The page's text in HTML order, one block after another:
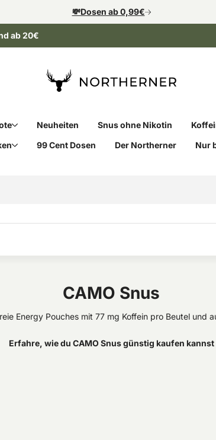
💸Dosen ab 0,99€
ab 20€
Neuheiten Snus ohne Nikotin
99 Cent Dosen Der Northerner Nur
CAMO Snus
Energy Pouches mit 77 mg Koffein pro Beutel und
Erfahre, wie du CAMO Snus günstig kaufen kannst